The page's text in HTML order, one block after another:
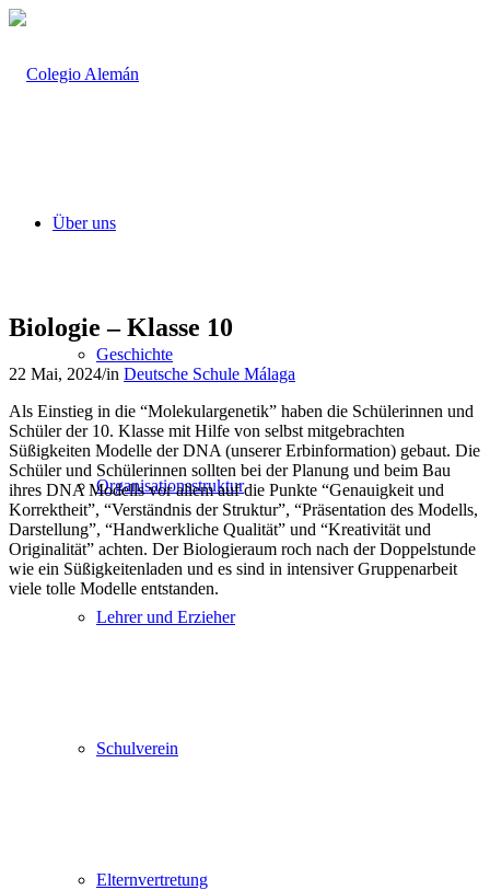
Über uns
Geschichte
Organisationsstruktur
Lehrer und Erzieher
Schulverein
Elternvertretung
Biologie – Klasse 10
22 Mai, 2024/in Deutsche Schule Málaga
Als Einstieg in die “Molekulargenetik” haben die Schülerinnen und
Schüler der 10. Klasse mit Hilfe von selbst mitgebrachten
Süßigkeiten Modelle der DNA (unserer Erbinformation) gebaut. Die
Schüler und Schülerinnen sollten bei der Planung und beim Bau
ihres DNA Modells vor allem auf die Punkte “Genauigkeit und
Korrektheit”, “Verständnis der Struktur”, “Präsentation des Modells,
Darstellung”, “Handwerkliche Qualität” und “Kreativität und
Originalität” achten. Der Biologieraum roch nach der Doppelstunde
wie ein Süßigkeitenladen und es sind in intensiver Gruppenarbeit
viele tolle Modelle entstanden.